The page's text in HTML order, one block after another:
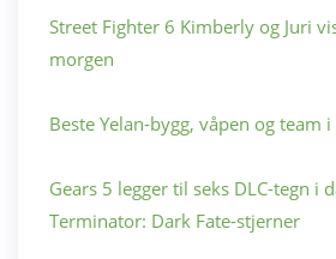
Street Fighter 6 Kimberly og Juri
morgen
Beste Yelan-bygg, våpen og team
Gears 5 legger til seks DLC-tegn i
Terminator: Dark Fate-stjerner